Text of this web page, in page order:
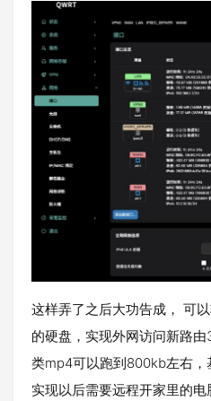
这样弄了之后大功告成， 可
的硬盘，实现外网访问新路
类mp4可以跑到800kb左右，
实现以后需要远程开家里的电